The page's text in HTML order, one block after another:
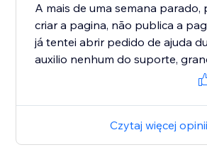
A mais de uma semana parado,
criar a pagina, não publica a
já tentei abrir pedido de ajuda
auxilio nenhum do suporte,
Czytaj więcej opinii